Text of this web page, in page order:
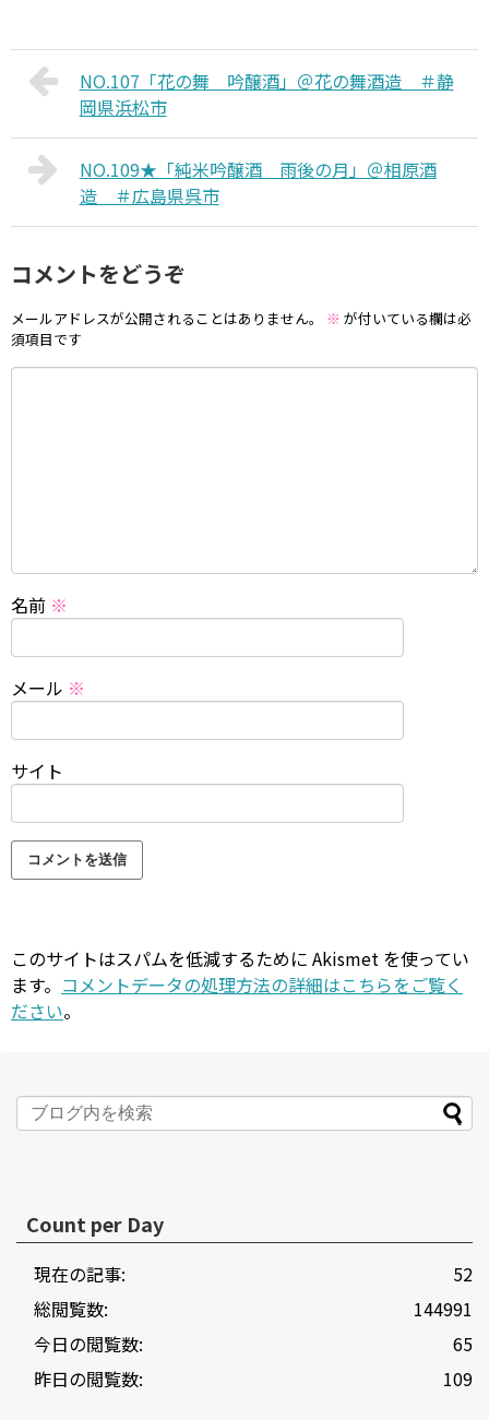
NO.107「花の舞 吟醸酒」＠花の舞酒造 ＃静
岡県浜松市
NO.109★「純米吟醸酒 雨後の月」＠相原酒
造 ＃広島県呉市
コメントをどうぞ
メールアドレスが公開されることはありません。 ※ が付いている欄は必
須項目です
名前 ※
メール ※
サイト
このサイトはスパムを低減するために Akismet を使ってい
ます。 コメントデータの処理方法の詳細はこちらをご覧く
ださい。
Count per Day
52
現在の記事:
144991
総閲覧数:
65
今日の閲覧数:
109
昨日の閲覧数: